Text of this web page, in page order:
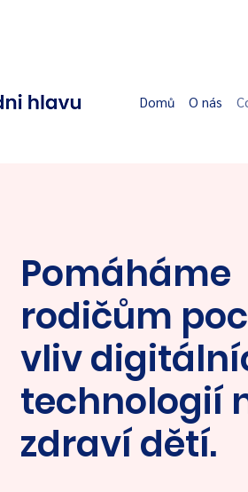
Domů O nás
Pomáháme
rodičům
vliv
technologií
zdraví dětí.